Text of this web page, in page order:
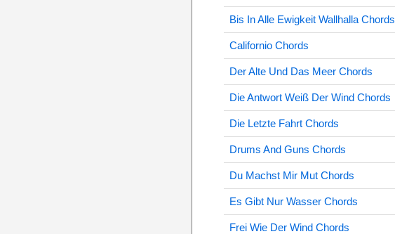
Bis In Alle Ewigkeit Wallhalla Chords
Californio Chords
Der Alte Und Das Meer Chords
Die Antwort Weiß Der Wind Chords
Die Letzte Fahrt Chords
Drums And Guns Chords
Du Machst Mir Mut Chords
Es Gibt Nur Wasser Chords
Frei Wie Der Wind Chords